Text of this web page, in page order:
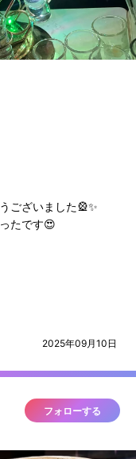
ございました🎡✨
たです😍
2025年09月10日
フォローする